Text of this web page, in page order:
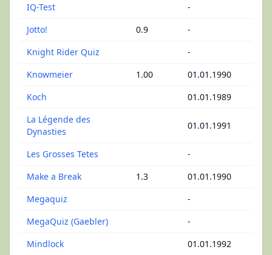
IQ-Test
-
Jotto!
0.9
-
Knight Rider Quiz
-
Knowmeier
1.00
01.01.1990
Koch
01.01.1989
La Légende des
Dynasties
01.01.1991
Les Grosses Tetes
-
Make a Break
1.3
01.01.1990
Megaquiz
-
MegaQuiz (Gaebler)
-
Mindlock
01.01.1992